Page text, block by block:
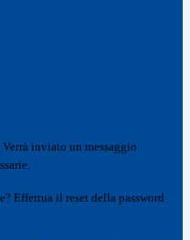
Verrà inviato un messaggio
Effettua il reset della password